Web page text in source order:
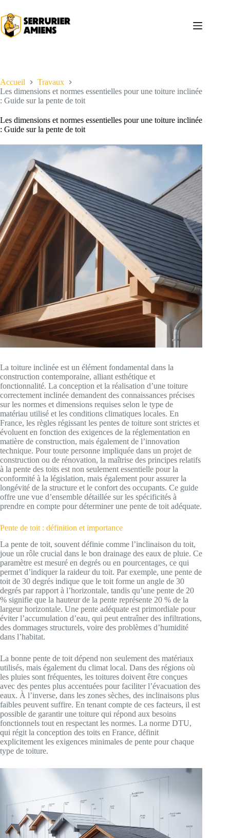
au
contenu
Accueil
Travaux
Les dimensions et normes essentielles pour une toiture inclinée
: Guide sur la pente de toit
Les dimensions et normes essentielles pour une toiture inclinée
: Guide sur la pente de toit
La toiture inclinée est un élément fondamental dans la
construction contemporaine, alliant esthétique et
fonctionnalité. La conception et la réalisation d’une toiture
correctement inclinée demandent des connaissances précises
sur les normes et dimensions requises selon le type de
matériau utilisé et les conditions climatiques locales. En
France, les règles régissant les pentes de toiture sont strictes et
évoluent en fonction des exigences de la réglementation en
matière de construction, mais également de l’innovation
technique. Pour toute personne impliquée dans un projet de
construction ou de rénovation, la maîtrise des principes relatifs
à la pente des toits est non seulement essentielle pour la
conformité à la législation, mais également pour assurer la
longévité de la structure et le confort des occupants. Ce guide
offre une vue d’ensemble détaillée sur les spécificités à
prendre en compte pour déterminer une pente de toit adéquate.
Pente de toit : définition et importance
La pente de toit, souvent définie comme l’inclinaison du toit,
joue un rôle crucial dans le bon drainage des eaux de pluie. Ce
paramètre est mesuré en degrés ou en pourcentages, ce qui
permet d’indiquer la raideur du toit. Par exemple, une pente de
toit de 30 degrés indique que le toit forme un angle de 30
degrés par rapport à l’horizontale, tandis qu’une pente de 20
% signifie que la hauteur de la pente représente 20 % de la
largeur horizontale. Une pente adéquate est primordiale pour
éviter l’accumulation d’eau, qui peut entraîner des infiltrations,
des dommages structurels, voire des problèmes d’humidité
dans l’habitat.
La bonne pente de toit dépend non seulement des matériaux
utilisés, mais également du climat local. Dans des régions où
les pluies sont fréquentes, les toitures doivent être conçues
avec des pentes plus accentuées pour faciliter l’évacuation des
eaux. À l’inverse, dans les zones sèches, des inclinaisons plus
faibles peuvent suffire. En tenant compte de ces facteurs, il est
possible de garantir une toiture qui répond aux besoins
fonctionnels tout en respectant les normes. La norme DTU,
qui régit la conception des toits en France, définit
explicitement les exigences minimales de pente pour chaque
type de toiture.